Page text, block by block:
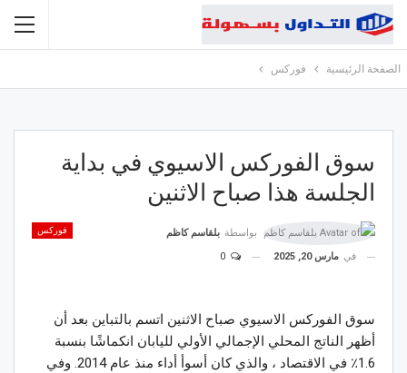
الصفحة الرئيسية فوركس
سوق الفوركس الاسيوي في بداية
الجلسة هذا صباح الاثنين
فوركس بواسطة بلقاسم كاظم
في مارس 20, 2025
سوق الفوركس الاسيوي صباح الاثنين اتسم بالتباين بعد أن
أظهر الناتج المحلي الإجمالي الأولي لليابان انكماشًا بنسبة
1.6٪ في الاقتصاد ، والذي كان أسوأ أداء منذ عام 2014. وفي